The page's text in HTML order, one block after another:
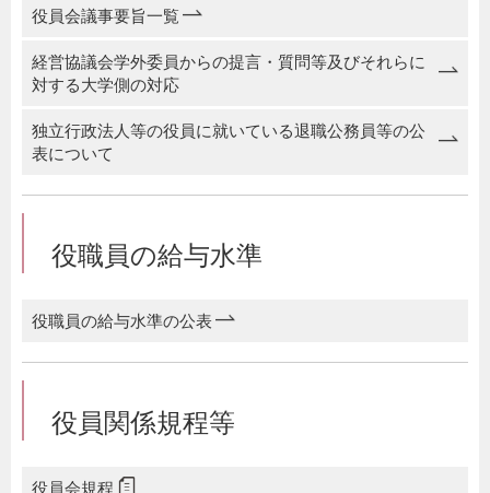
役員会議事要旨一覧
経営協議会学外委員からの提言・質問等及びそれらに
対する大学側の対応
独立行政法人等の役員に就いている退職公務員等の公
表について
役職員の給与水準
役職員の給与水準の公表
役員関係規程等
役員会規程